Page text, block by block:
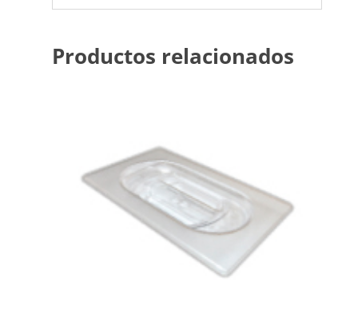
Productos relacionados